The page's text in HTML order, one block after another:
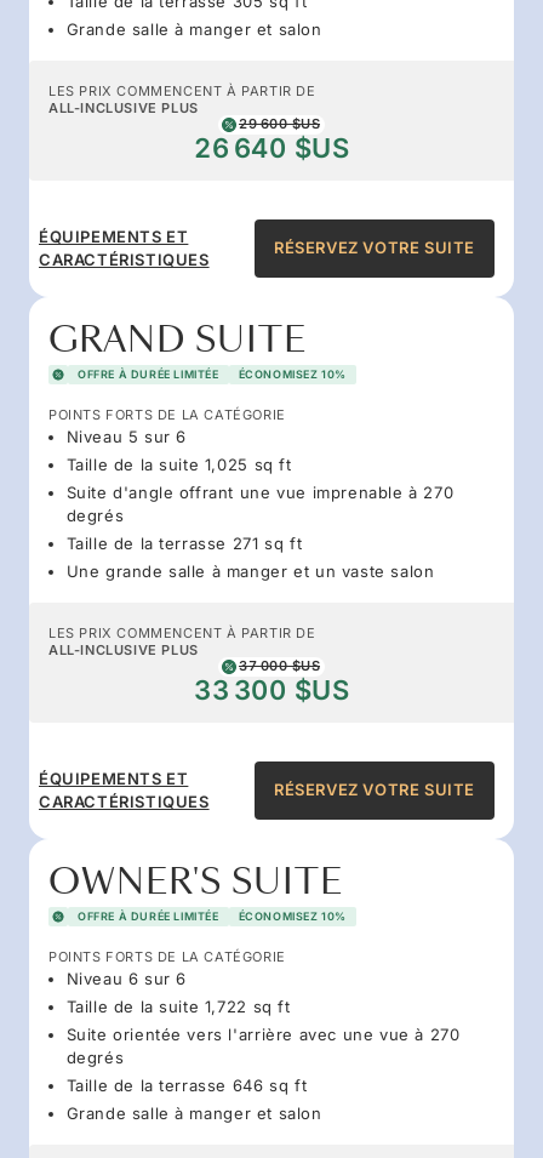
Grande salle à manger et salon
LES PRIX COMMENCENT À PARTIR DE
ALL-INCLUSIVE PLUS
29 600 $US
26 640 $US
ÉQUIPEMENTS ET
CARACTÉRISTIQUES
RÉSERVEZ VOTRE SUITE
GRAND SUITE
OFFRE À DURÉE LIMITÉE ÉCONOMISEZ 10%
POINTS FORTS DE LA CATÉGORIE
Niveau 5 sur 6
Taille de la suite 1,025 sq ft
Suite d'angle offrant une vue imprenable à 270
degrés
Taille de la terrasse 271 sq ft
Une grande salle à manger et un vaste salon
LES PRIX COMMENCENT À PARTIR DE
ALL-INCLUSIVE PLUS
37 000 $US
33 300 $US
ÉQUIPEMENTS ET
CARACTÉRISTIQUES
RÉSERVEZ VOTRE SUITE
OWNER'S SUITE
OFFRE À DURÉE LIMITÉE ÉCONOMISEZ 10%
POINTS FORTS DE LA CATÉGORIE
Niveau 6 sur 6
Taille de la suite 1,722 sq ft
Suite orientée vers l'arrière avec une vue à 270
degrés
Taille de la terrasse 646 sq ft
Grande salle à manger et salon